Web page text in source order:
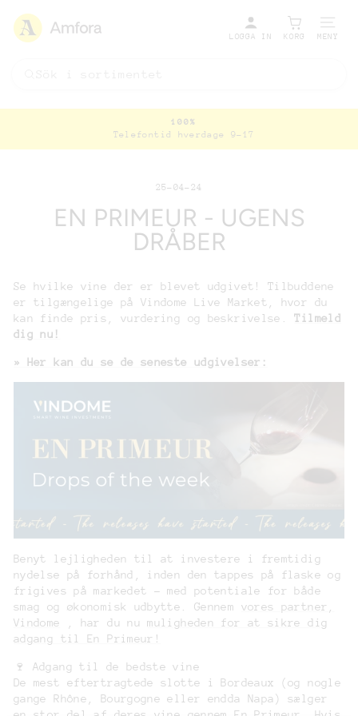
LOGGA IN KORG MENY
Pausa
100%
Telefontid hverdage 9-17
25-04-24
EN PRIMEUR - UGENS
DRÅBER
Se hvilke vine der er blevet udgivet! Tilbuddene
er tilgængelige på Vindome Live Market, hvor du
kan finde pris, vurdering og beskrivelse.Tilmeld
dig nu!
» Her kan du se de seneste udgivelser:
Benyt lejligheden til at investere i fremtidig
nydelse på forhånd, inden den tappes på flaske og
frigives på markedet – med potentiale for både
smag og økonomisk udbytte. Gennem vores partner,
Vindome , har du numuligheden for at sikre dig
adgang til En Primeur!
🍷 Adgang til de bedste vine
De mest eftertragtede slotte i Bordeaux (og nogle
gange Rhône, Bourgogne eller endda Napa) sælger